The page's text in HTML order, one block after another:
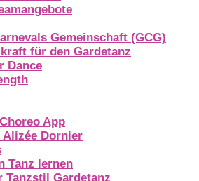
Gemeinschaft (GCG)
für den Gardetanz
Dance
App
Dornier
Tanz lernen
Tanzstil Gardetanz